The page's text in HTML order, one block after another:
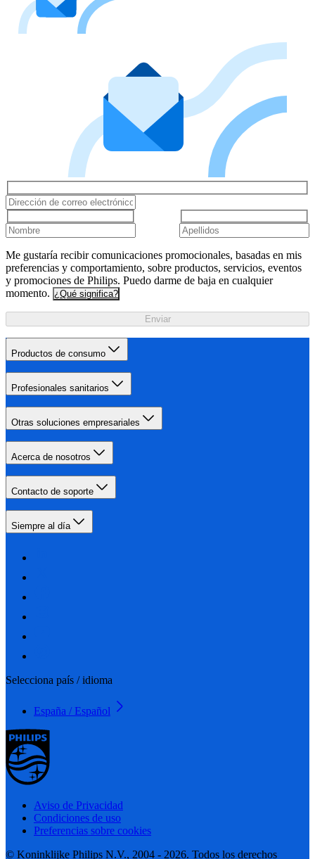
Me gustaría recibir comunicaciones promocionales, basadas en mis
preferencias y comportamiento, sobre productos, servicios, eventos
y promociones de Philips. Puedo darme de baja en cualquier
momento. ¿Qué significa?
Enviar
Productos de consumo
Profesionales sanitarios
Otras soluciones empresariales
Acerca de nosotros
Contacto de soporte
Siempre al día
Selecciona país / idioma
España / Español
Aviso de Privacidad
Condiciones de uso
Preferencias sobre cookies
© Koninklijke Philips N.V., 2004 - 2026. Todos los derechos